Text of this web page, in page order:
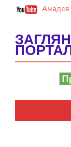
Амадея